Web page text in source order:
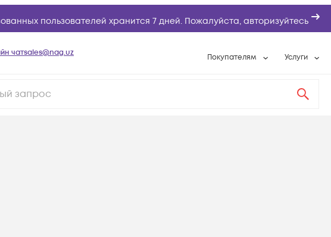
пользователей хранится 7 дней. Пожалуйста, авторизуйтесь
чатsales@nag.uz Покупателям Услуги